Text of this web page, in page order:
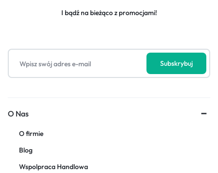
I bądź na bieżąco z promocjami!
O Nas
O firmie
Blog
Wspolpraca Handlowa